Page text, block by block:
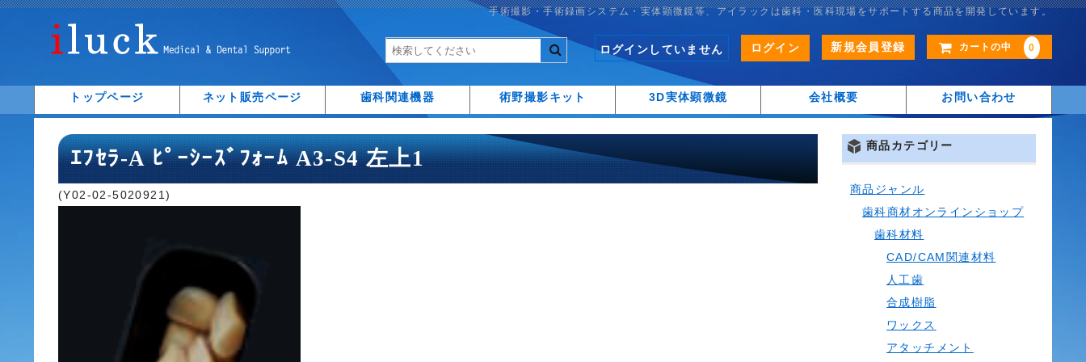
手術撮影・手術録画システム・実体顕微鏡等、アイラックは歯科・医科現場をサポートする商品を開発しています。
カートの中 0
ログインしていません ログイン 新規会員登録
トップページ ネット販売ページ 歯科関連機器 術野撮影キット 3D実体顕微鏡 会社概要 お問い合わせ
ｴﾌｾﾗ-A ﾋﾟｰｼｰｽﾞﾌｫｰﾑ A3-S4 左上1
(Y02-02-5020921)
商品カテゴリー
商品ジャンル
歯科商材オンラインショップ
歯科材料
CAD/CAM関連材料
人工歯
合成樹脂
ワックス
アタッチメント